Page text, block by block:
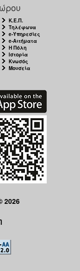
Κ.Ε.Π.
Τηλέφωνα
e-Υπηρεσίες
e-Αιτήματα
Η Πόλη
Ιστορία
Κνωσός
Μουσεία
2026